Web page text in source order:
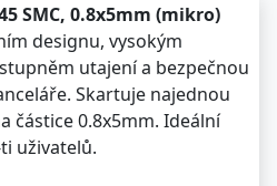
SMC, 0.8x5mm (mikro)
designu, vysokým
utajení a bezpečnou
Skartuje najednou
částice 0.8x5mm. Ideální
uživatelů.